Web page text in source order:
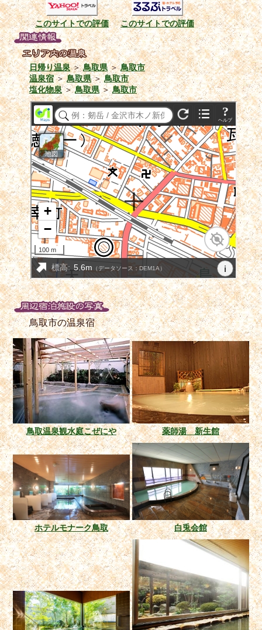
このサイトでの評価 このサイトでの評価
日帰り温泉＞鳥取県＞鳥取市
温泉宿＞鳥取県＞鳥取市
塩化物泉＞鳥取県＞鳥取市
鳥取市の温泉宿
鳥取温泉観水庭こぜにや 薬師湯 新生館
ホテルモナーク鳥取 白兎会館